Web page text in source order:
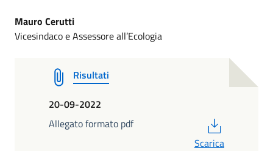
Mauro Cerutti
Vicesindaco e Assessore all’Ecologia
Risultati
20-09-2022
Allegato formato pdf
Scarica